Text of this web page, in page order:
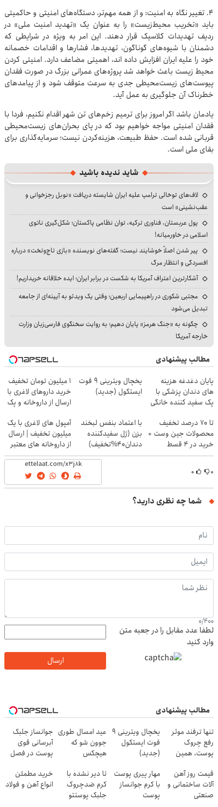
۴. تغییر نگاه به امنیت: و از همه مهم‌تر، دستگاه‌های امنیتی و حاکمیتی
باید «تخریب محیط‌زیست» را به عنوان یک «تهدید امنیت ملی» در
ردیف تهدیدات کلاسیک قرار دهند. این امر به ویژه در شرایطی که
دشمنان با شیوه‌های گوناگون، تهدیدها، فشارها و اقدامات خصمانه
خود را علیه ایران افزایش داده اند، اهمیتی مضاعف دارد. امنیتی کردن
محیط زیست باعث خواهد شد پروژه‌های عمرانی بزرگ در صورت فقدان
پیوست‌های زیست‌محیطی جدی به سرعت متوقف شود و از پیامدهای
خطرناک آن جلوگیری به عمل آید.
یادمان باشد اگر امروز برای ترمیم زخم‌های تن شهر اقدام نکنیم، فردا با
فقدان امنیتی مواجه خواهیم بود که در پای بحران‌های زیست‌محیطی
قربانی شده است. حفظ طبیعت، هزینه‌کردن نیست؛ سرمایه‌گذاری برای
بقای ملی است.
شاید ندیده باشید
لاف‌های توخالی ترامپ علیه ایران شایسته دریافت «نوبل رجزخوانی و
عقب‌نشینی» است
پول عربستان، فناوری ترکیه، توان نظامی پاکستان؛ شکل‌گیری ناتوی
اسلامی در خاورمیانه!
پیر شدن اصلاً خوشایند نیست؛ گفته‌های نویسنده «بازی تاج‌وتخت» درباره
افسردگی و انتظار مرگ
آشکارترین اعتراف آمریکا به شکست در برابر ایران؛ ایده خلاقانه خریداریم!
مجتبی شکوری در راهپیمایی اربعین؛ وقتی یک ویدئو به آیینه‌ای از جامعه
تبدیل می‌شود
چگونه به «جنگ هرمز» پایان دهیم؛ به روایت سخنگوی فارسی‌زبان وزارت
خارجه آمریکا
مطالب پیشنهادی
پایان دغدغه هزینه
های دندان پزشکی با
پک سفید کننده خانگی
یخچال ویترینی 9 فوت
ایستکول (جدید)
1 میلیون تومان تخفیف
خرید داروهای لاغری با
ارسال از داروخانه و پک
تا 70 درصد تخفیف
محصولات جین وست +
خرید در 4 قسط
با اعتماد بنفس لبخند
بزن (ژل سفیدکننده
دندان40%تخفیف)
آمپول های لاغری با یک
میلیون تخفیف | ارسال
از داروخانه های معتبر
۰ ۰
شما چه نظری دارید؟
0/400
لطفا عدد مقابل را در جعبه متن
وارد کنید
ارسال
مطالب پیشنهادی
تنها ترفند موثر
رفع چروک
پوست، همین
(45% تخفیف)
یخچال ویترینی 9
فوت ایستکول
(جدید)
عید امسال طوری
جوون شو که
هیچکس
جوانساز جلبک
آبرسانی قوی
پوست در فصل
قیمت روز آهن
آلات ساختمانی و
صنعتی
مهار پیری پوست
با کرم جوانساز
پوست
تا دیر نشده با
کرم ضدچروک
جلبک پوستتو
خرید مطمئن
انواع آهن و فولاد